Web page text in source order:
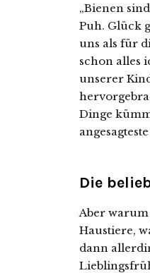
„Bienen
Puh. Glück
uns als für
schon alles
unserer
Dinge
Die
Aber
Haustiere,
dann